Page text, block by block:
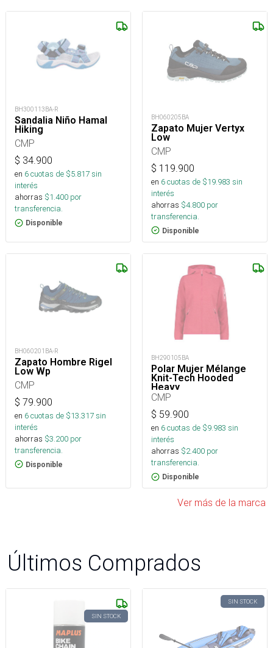
BH300113BA-R
Sandalia Niño Hamal
Hiking
CMP
$ 34.900
en 6cuotas de $5.817sin
interés
ahorras $1.400 por
transferencia.
Disponible
BH060205BA
Zapato Mujer Vertyx
Low
CMP
$ 119.900
en 6cuotas de $19.983 sin
interés
ahorras $4.800 por
transferencia.
Disponible
BH060201BA-R
Zapato Hombre Rigel
Low Wp
CMP
$ 79.900
en 6cuotas de $13.317sin
interés
ahorras $3.200 por
transferencia.
Disponible
BH290105BA
Polar Mujer Mélange
Knit-Tech Hooded
Heavy
CMP
$ 59.900
en 6cuotas de $9.983 sin
interés
ahorras $2.400 por
transferencia.
Disponible
Ver más de la marca
Últimos Comprados
SIN STOCK
SIN STOCK